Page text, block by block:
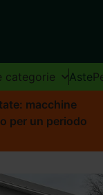
categorie Aste
macchine
per un periodo